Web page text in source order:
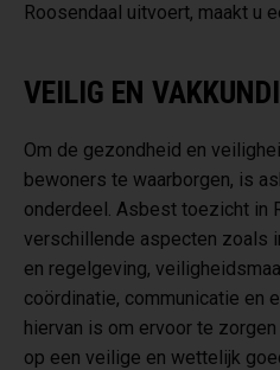
Roosendaal uitvoert, maakt u
VEILIG EN
Om de gezondheid en
bewoners te waarborgen, is
onderdeel. Asbest toezicht in
verschillende aspecten zoals
en regelgeving,
coördinatie, communicatie en
hiervan is om ervoor te
op een veilige en wettelijk